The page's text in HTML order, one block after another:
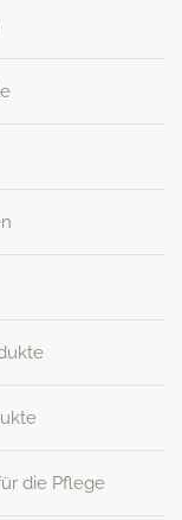
die Pflege